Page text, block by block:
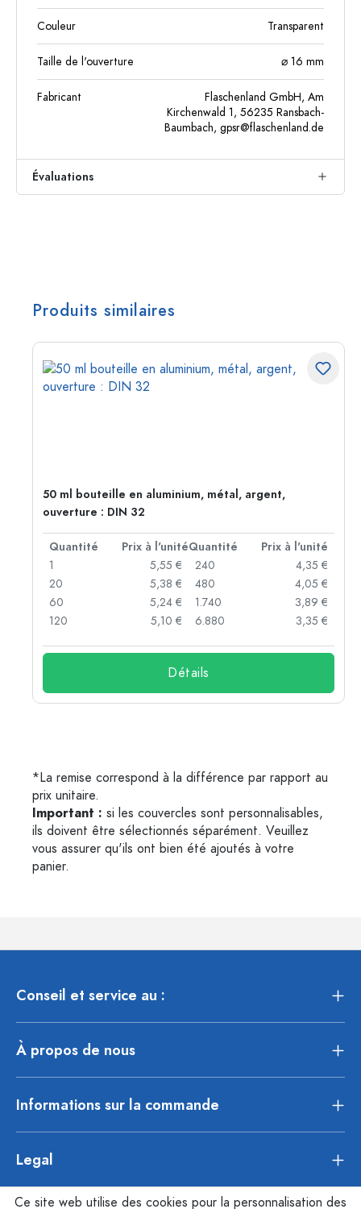
Couleur Transparent
Taille de l'ouverture ⌀ 16 mm
Fabricant
Flaschenland GmbH, Am
Kirchenwald 1, 56235 Ransbach-
Baumbach, gpsr@flaschenland.de
Évaluations
Produits similaires
50 ml bouteille en aluminium, métal, argent,
ouverture : DIN 32
Quantité Prix à l'unitéQuantité
Prix à l'unité
1
5,55 €
20
5,38 €
60
5,24 €
120
5,10 €
240
4,35 €
480
4,05 €
1.740
3,89 €
6.880
3,35 €
Détails
*La remise correspond à la différence par rapport au
prix unitaire.
Important : si les couvercles sont personnalisables,
ils doivent être sélectionnés séparément. Veuillez
vous assurer qu'ils ont bien été ajoutés à votre
panier.
Conseil et service au :
À propos de nous
Informations sur la commande
Legal
Ce site web utilise des cookies pour la personnalisation des